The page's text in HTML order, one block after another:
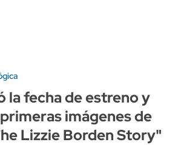
la fecha de estreno y
imágenes de
Lizzie Borden Story"